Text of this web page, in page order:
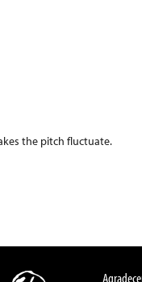
the pitch fluctuate.